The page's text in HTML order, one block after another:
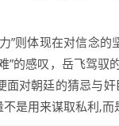
”则体现在对信念
”的感叹，岳飞驾驭
对朝廷的猜忌与
是用来谋取私利,而